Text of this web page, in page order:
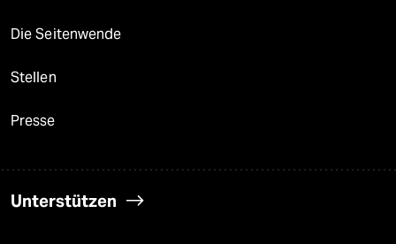
Die Seitenwende
Stellen
Presse
Unterstützen